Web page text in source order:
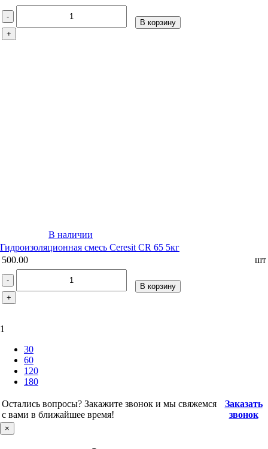
-
+
В корзину
В наличии
Гидроизоляционная смесь Ceresit CR 65 5кг
500.00
шт
-
+
В корзину
1
30
60
120
180
Остались вопросы? Закажите звонок и мы свяжемся
с вами в ближайшее время!
Заказать
звонок
×